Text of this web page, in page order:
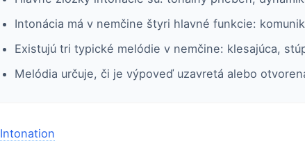
Intonácia má v nemčine štyri hlavné funkcie:
Existujú tri typické melódie v nemčine: klesajúca,
Melódia určuje, či je výpoveď uzavretá alebo
Intonation